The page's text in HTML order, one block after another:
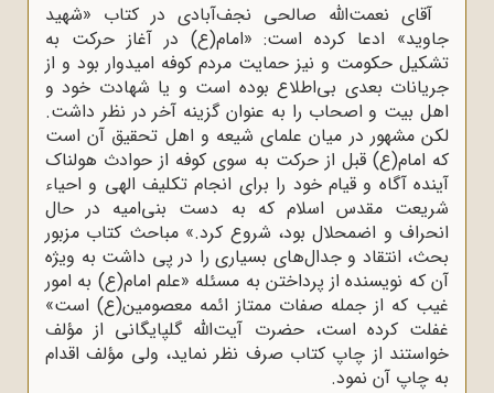
آقای نعمت‌الله صالحى نجف‌آبادى در کتاب «شهید
جاوید» ادعا کرده است: «امام(ع) در آغاز حرکت به
تشکیل حکومت و نیز حمایت مردم کوفه امیدوار بود و از
جریانات بعدی بی‌اطلاع بوده است و یا شهادت خود و
اهل بیت و اصحاب را به عنوان گزینه آخر در نظر داشت.
لکن مشهور در میان علماى شیعه و اهل تحقیق آن است
که امام(ع) قبل از حرکت به سوى کوفه از حوادث هولناک
آینده آگاه و قیام خود را براى انجام تکلیف الهى و احیاء
شریعت مقدس اسلام که به دست بنى‌امیه در حال
انحراف و اضمحلال بود، شروع کرد.» مباحث کتاب مزبور
بحث، انتقاد و جدال‌هاى بسیاری را در پى داشت به ‌ویژه
آن که نویسنده از پرداختن به مسئله «علم امام(ع) به امور
غیب که از جمله صفات ممتاز ائمه معصومین(ع) است»
غفلت کرده است، حضرت آیت‌الله گلپایگانى از مؤلف
خواستند از چاپ کتاب صرف نظر نماید، ولی مؤلف اقدام
به چاپ آن نمود.